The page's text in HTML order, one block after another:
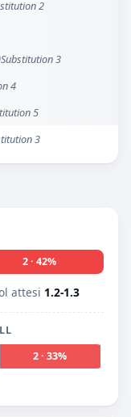
2
Substitution 3
4
5
3
2 · 42%
attesi 1.2-1.3
2 · 33%